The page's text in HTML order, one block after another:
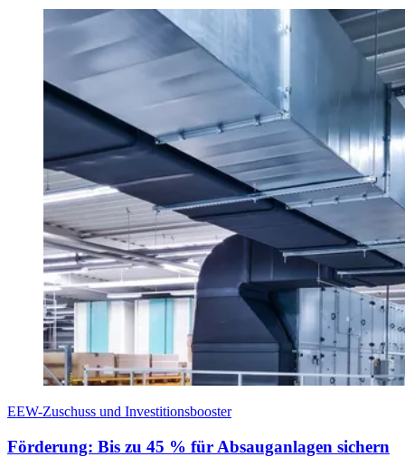
EEW-Zuschuss und Investitionsbooster
Förderung: Bis zu 45 % für Absauganlagen sichern